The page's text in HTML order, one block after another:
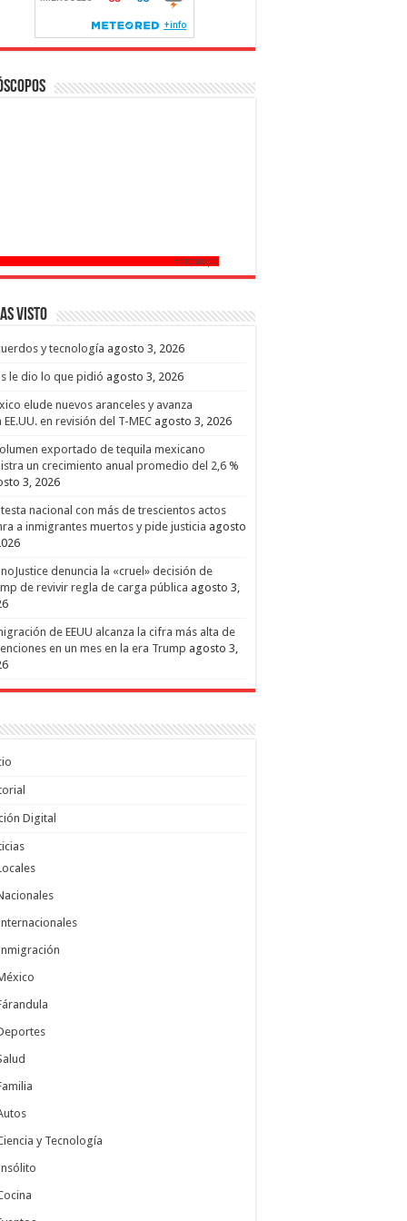
Horoscopo
Visto
y tecnología agosto 3, 2026
le dio lo que pidió agosto 3, 2026
elude nuevos aranceles y avanza
EE.UU. en revisión del T-MEC agosto 3, 2026
exportado de tequila mexicano
un crecimiento anual promedio del 2,6 %
3, 2026
nacional con más de trescientos actos
a inmigrantes muertos y pide justicia agosto
denuncia la «cruel» decisión de
de revivir regla de carga pública agosto 3,
de EEUU alcanza la cifra más alta de
en un mes en la era Trump agosto 3,
Digital
y Tecnología